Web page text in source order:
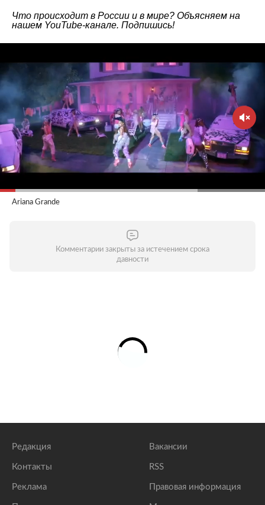
Что происходит в России и в мире? Объясняем на
нашем YouTube-канале. Подпишись!
Ariana Grande
Комментарии закрыты за истечением срока
давности
Редакция
Контакты
Реклама
Вакансии
RSS
Правовая информация